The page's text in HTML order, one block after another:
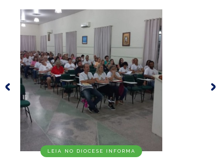
LEIA NO DIOCESE INFORMA